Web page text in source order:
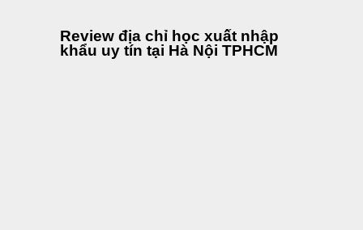
Review địa chỉ học xuất nhập
khẩu uy tín tại Hà Nội TPHCM